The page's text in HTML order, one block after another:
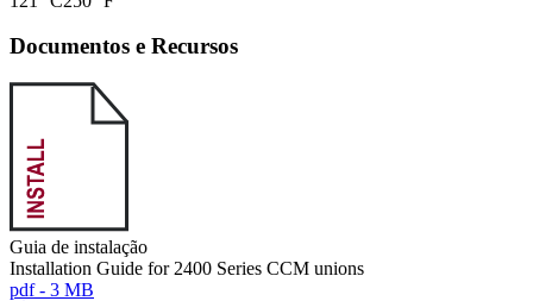
Documentos e Recursos
Guia de instalação
Installation Guide for 2400 Series CCM unions
pdf - 3 MB